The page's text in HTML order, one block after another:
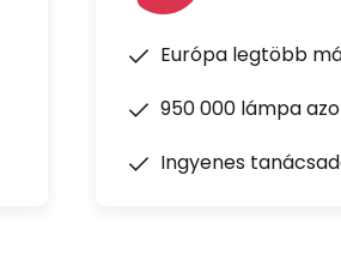
Európa legtöbb
950 000 lámpa
Ingyenes